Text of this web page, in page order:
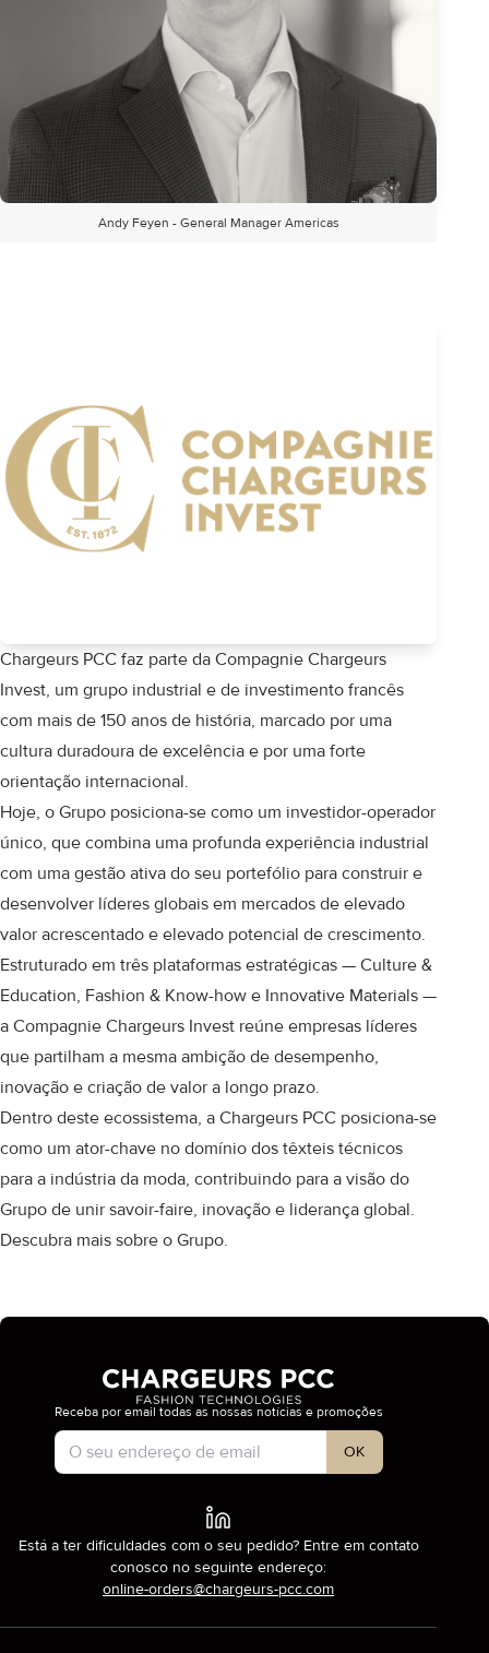
Andy Feyen - General Manager Americas
Chargeurs PCC faz parte da Compagnie Chargeurs
Invest, um grupo industrial e de investimento francês
com mais de 150 anos de história, marcado por uma
cultura duradoura de excelência e por uma forte
orientação internacional.
Hoje, o Grupo posiciona-se como um investidor-operador
único, que combina uma profunda experiência industrial
com uma gestão ativa do seu portefólio para construir e
desenvolver líderes globais em mercados de elevado
valor acrescentado e elevado potencial de crescimento.
Estruturado em três plataformas estratégicas — Culture &
Education, Fashion & Know-how e Innovative Materials —
a Compagnie Chargeurs Invest reúne empresas líderes
que partilham a mesma ambição de desempenho,
inovação e criação de valor a longo prazo.
Dentro deste ecossistema, a Chargeurs PCC posiciona-se
como um ator-chave no domínio dos têxteis técnicos
para a indústria da moda, contribuindo para a visão do
Grupo de unir savoir-faire, inovação e liderança global.
Descubra mais sobre o Grupo.
Tipo de conta
Receba por email todas as nossas notícias e promoções
OK
Está a ter dificuldades com o seu pedido? Entre em contato
conosco no seguinte endereço:
online-orders@chargeurs-pcc.com